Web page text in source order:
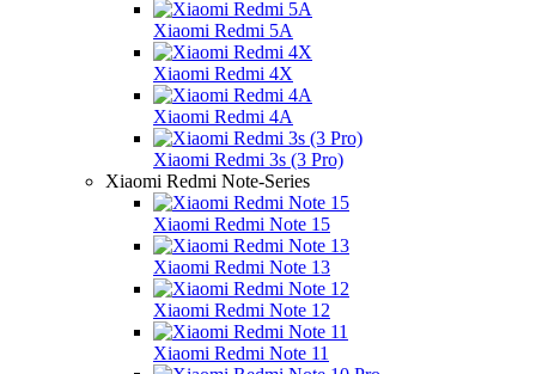
Xiaomi Redmi 5A
Xiaomi Redmi 4X
Xiaomi Redmi 4A
Xiaomi Redmi 3s (3 Pro)
Xiaomi Redmi Note-Series
Xiaomi Redmi Note 15
Xiaomi Redmi Note 13
Xiaomi Redmi Note 12
Xiaomi Redmi Note 11